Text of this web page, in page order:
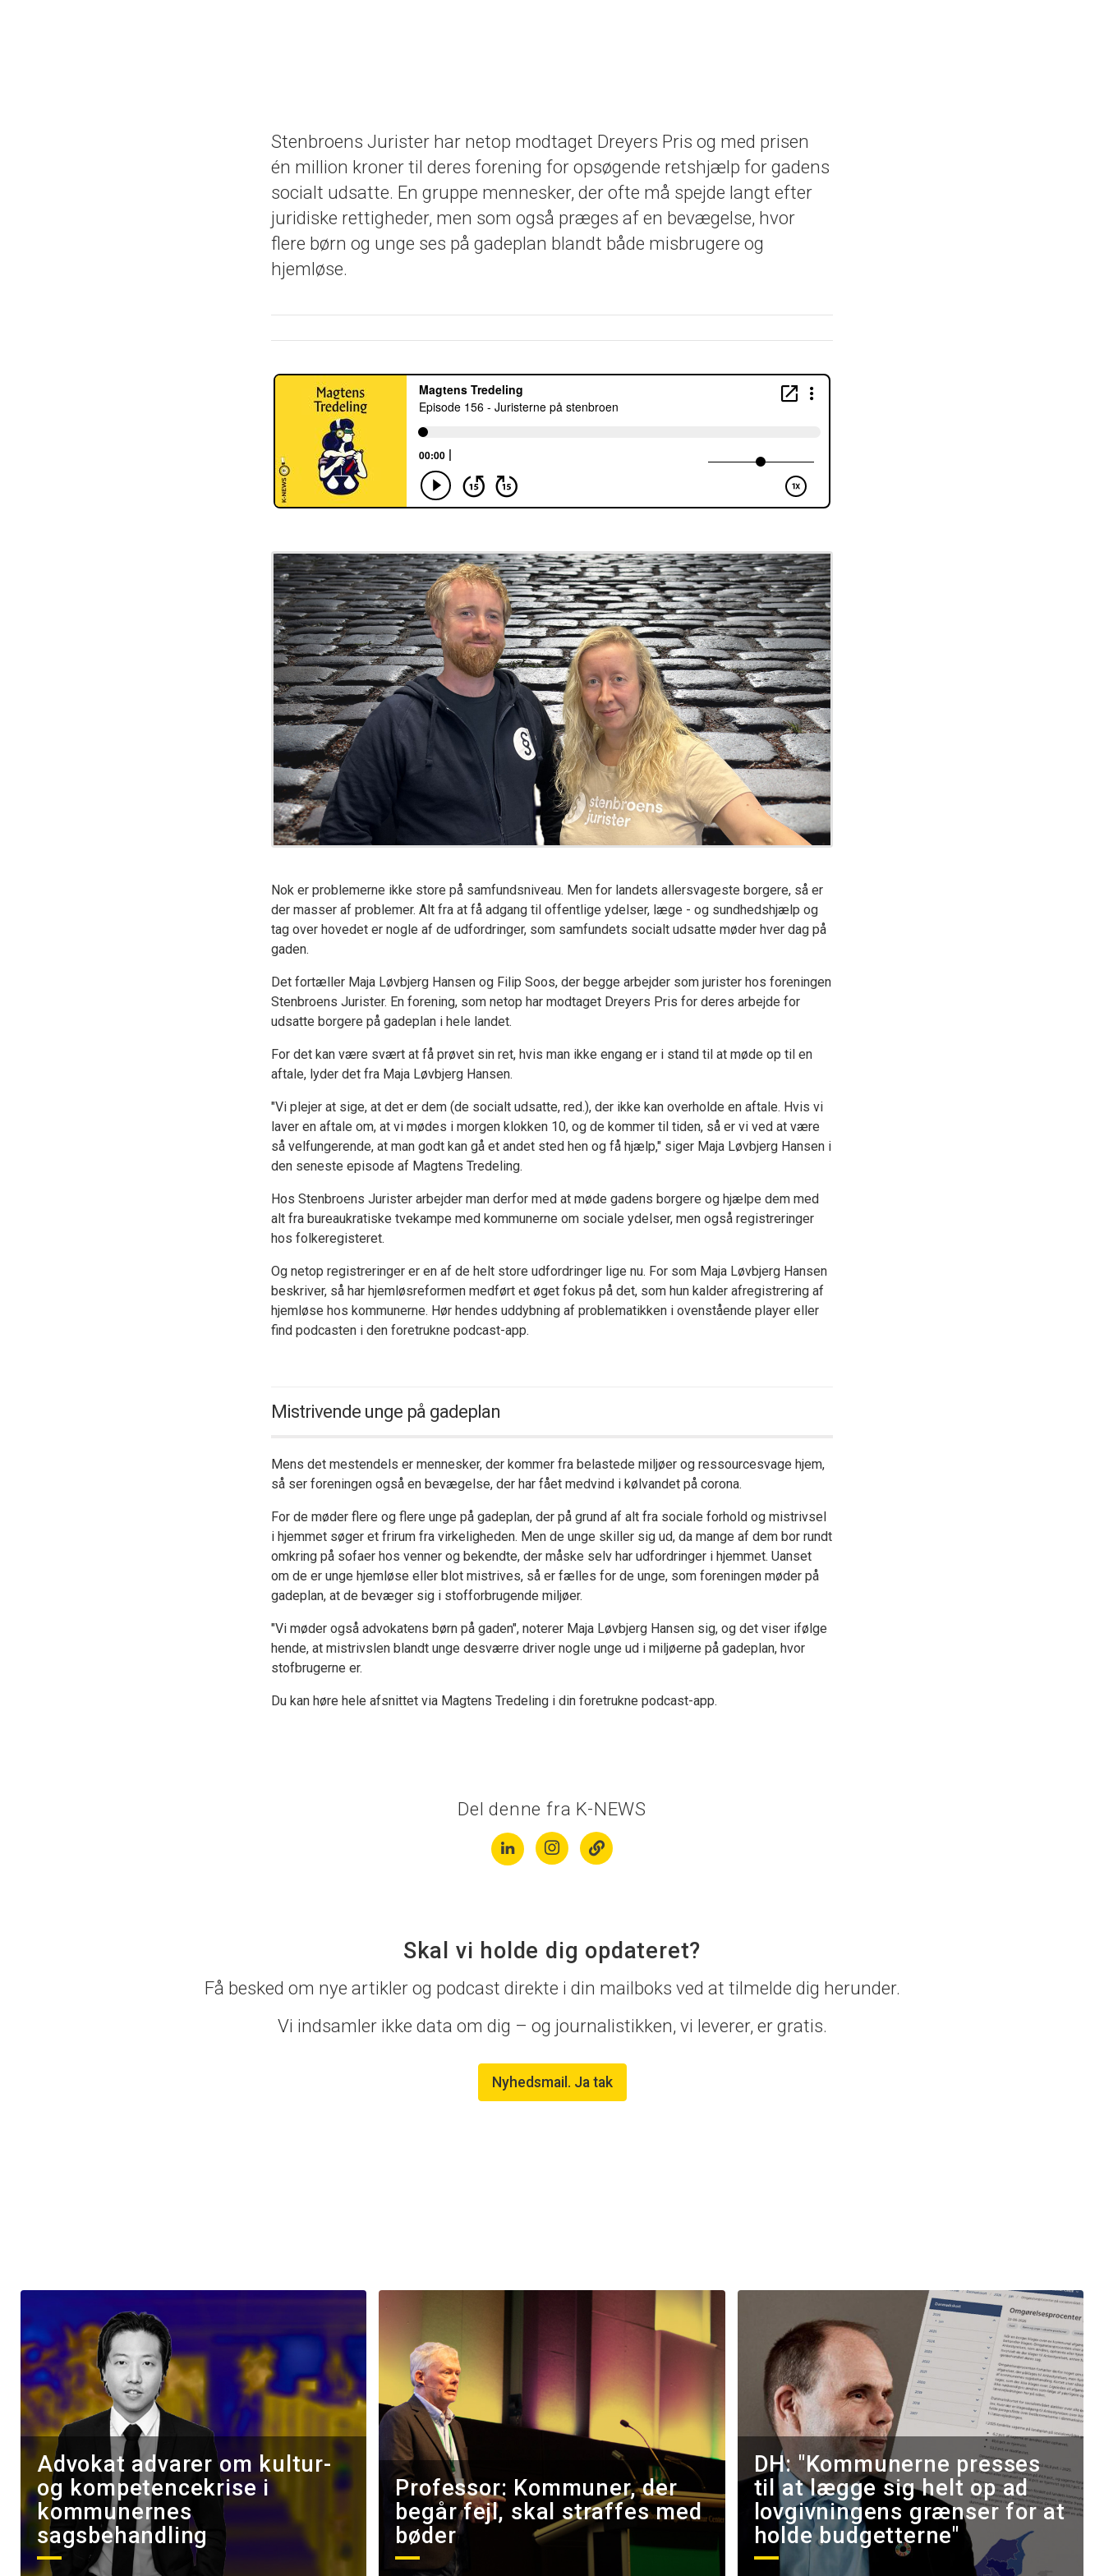
Stenbroens Jurister har netop modtaget Dreyers Pris og med prisen
én million kroner til deres forening for opsøgende retshjælp for gadens
socialt udsatte. En gruppe mennesker, der ofte må spejde langt efter
juridiske rettigheder, men som også præges af en bevægelse, hvor
flere børn og unge ses på gadeplan blandt både misbrugere og
hjemløse.
Nok er problemerne ikke store på samfundsniveau. Men for landets allersvageste borgere, så er
der masser af problemer. Alt fra at få adgang til offentlige ydelser, læge - og sundhedshjælp og
tag over hovedet er nogle af de udfordringer, som samfundets socialt udsatte møder hver dag på
gaden.
Det fortæller Maja Løvbjerg Hansen og Filip Soos, der begge arbejder som jurister hos foreningen
Stenbroens Jurister. En forening, som netop har modtaget Dreyers Pris for deres arbejde for
udsatte borgere på gadeplan i hele landet.
For det kan være svært at få prøvet sin ret, hvis man ikke engang er i stand til at møde op til en
aftale, lyder det fra Maja Løvbjerg Hansen.
"Vi plejer at sige, at det er dem (de socialt udsatte, red.), der ikke kan overholde en aftale. Hvis vi
laver en aftale om, at vi mødes i morgen klokken 10, og de kommer til tiden, så er vi ved at være
så velfungerende, at man godt kan gå et andet sted hen og få hjælp," siger Maja Løvbjerg Hansen i
den seneste episode af Magtens Tredeling.
Hos Stenbroens Jurister arbejder man derfor med at møde gadens borgere og hjælpe dem med
alt fra bureaukratiske tvekampe med kommunerne om sociale ydelser, men også registreringer
hos folkeregisteret.
Og netop registreringer er en af de helt store udfordringer lige nu. For som Maja Løvbjerg Hansen
beskriver, så har hjemløsreformen medført et øget fokus på det, som hun kalder afregistrering af
hjemløse hos kommunerne. Hør hendes uddybning af problematikken i ovenstående player eller
find podcasten i den foretrukne podcast-app.
Mistrivende unge på gadeplan
Mens det mestendels er mennesker, der kommer fra belastede miljøer og ressourcesvage hjem,
så ser foreningen også en bevægelse, der har fået medvind i kølvandet på corona.
For de møder flere og flere unge på gadeplan, der på grund af alt fra sociale forhold og mistrivsel
i hjemmet søger et frirum fra virkeligheden. Men de unge skiller sig ud, da mange af dem bor rundt
omkring på sofaer hos venner og bekendte, der måske selv har udfordringer i hjemmet. Uanset
om de er unge hjemløse eller blot mistrives, så er fælles for de unge, som foreningen møder på
gadeplan, at de bevæger sig i stofforbrugende miljøer.
"Vi møder også advokatens børn på gaden", noterer Maja Løvbjerg Hansen sig, og det viser ifølge
hende, at mistrivslen blandt unge desværre driver nogle unge ud i miljøerne på gadeplan, hvor
stofbrugerne er.
Du kan høre hele afsnittet via Magtens Tredeling i din foretrukne podcast-app.
Del denne fra K-NEWS
Skal vi holde dig opdateret?
Få besked om nye artikler og podcast direkte i din mailboks ved at tilmelde dig herunder.
Vi indsamler ikke data om dig – og journalistikken, vi leverer, er gratis.
Nyhedsmail. Ja tak
Advokat advarer om kultur-
og kompetencekrise i
kommunernes
sagsbehandling
Professor: Kommuner, der
begår fejl, skal straffes med
bøder
DH: "Kommunerne presses
til at lægge sig helt op ad
lovgivningens grænser for at
holde budgetterne"